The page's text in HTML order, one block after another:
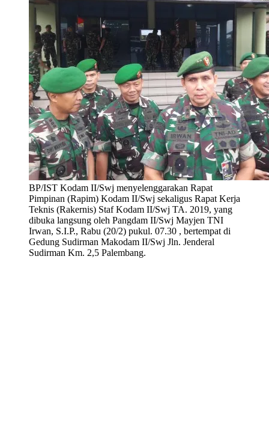
BP/IST Kodam II/Swj menyelenggarakan Rapat
Pimpinan (Rapim) Kodam II/Swj sekaligus Rapat Kerja
Teknis (Rakernis) Staf Kodam II/Swj TA. 2019, yang
dibuka langsung oleh Pangdam II/Swj Mayjen TNI
Irwan, S.I.P., Rabu (20/2) pukul. 07.30 , bertempat di
Gedung Sudirman Makodam II/Swj Jln. Jenderal
Sudirman Km. 2,5 Palembang.